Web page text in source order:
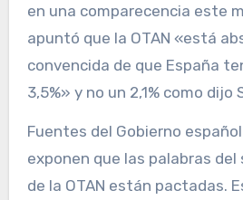
en una comparecencia este
apuntó que la OTAN «está
convencida de que España
3,5%» y no un 2,1% como dijo
Fuentes del Gobierno
exponen que las palabras
de la OTAN están pactadas.